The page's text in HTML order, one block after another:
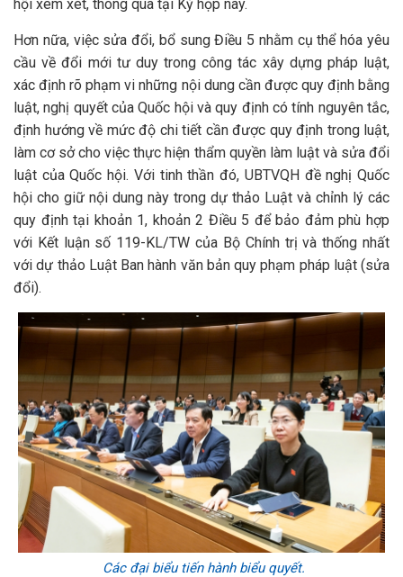
hội xem xét, thông qua tại Kỳ họp này.
Hơn nữa, việc sửa đổi, bổ sung Điều 5 nhằm cụ thể hóa yêu
cầu về đổi mới tư duy trong công tác xây dựng pháp luật,
xác định rõ phạm vi những nội dung cần được quy định bằng
luật, nghị quyết của Quốc hội và quy định có tính nguyên tắc,
định hướng về mức độ chi tiết cần được quy định trong luật,
làm cơ sở cho việc thực hiện thẩm quyền làm luật và sửa đổi
luật của Quốc hội. Với tinh thần đó, UBTVQH đề nghị Quốc
hội cho giữ nội dung này trong dự thảo Luật và chỉnh lý các
quy định tại khoản 1, khoản 2 Điều 5 để bảo đảm phù hợp
với Kết luận số 119-KL/TW của Bộ Chính trị và thống nhất
với dự thảo Luật Ban hành văn bản quy phạm pháp luật (sửa
đổi).
Các đại biểu tiến hành biểu quyết.